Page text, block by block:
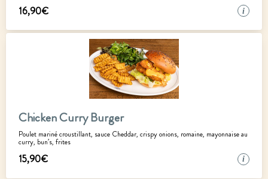
16,90€ i
Chicken Curry Burger
Poulet mariné croustillant, sauce Cheddar, crispy onions, romaine, mayonnaise au
curry, bun’s, frites
15,90€ i